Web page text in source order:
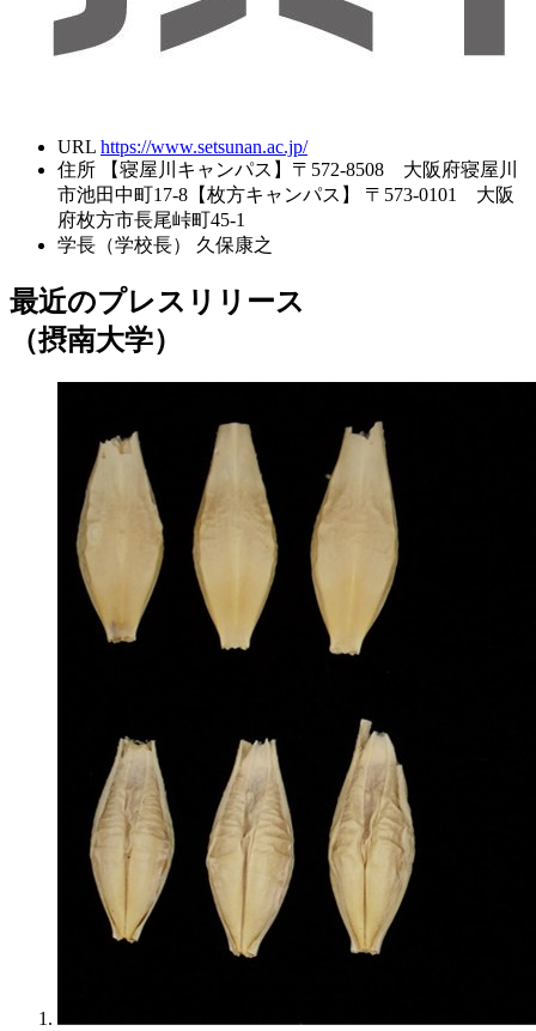
URL https://www.setsunan.ac.jp/
住所
【寝屋川キャンパス】〒572-8508 大阪府寝屋川
市池田中町17-8【枚方キャンパス】 〒573-0101 大阪
府枚方市長尾峠町45-1
学長（学校長）
久保康之
最近のプレスリリース
（摂南大学）